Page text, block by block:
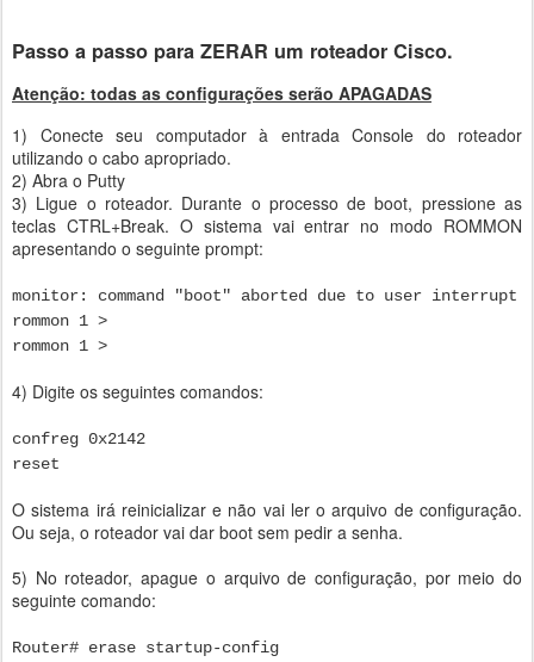
Passo a passo para ZERAR um roteador Cisco.
Atenção: todas as configurações serão APAGADAS
1) Conecte seu computador à entrada Console do roteador
utilizando o cabo apropriado.
2) Abra o Putty
3) Ligue o roteador. Durante o processo de boot, pressione as
teclas CTRL+Break. O sistema vai entrar no modo ROMMON
apresentando o seguinte prompt:
monitor: command "boot" aborted due to user interrupt
rommon 1 >
rommon 1 >
4) Digite os seguintes comandos:
confreg 0x2142
reset
O sistema irá reinicializar e não vai ler o arquivo de configuração.
Ou seja, o roteador vai dar boot sem pedir a senha.
5) No roteador, apague o arquivo de configuração, por meio do
seguinte comando:
Router# erase startup-config